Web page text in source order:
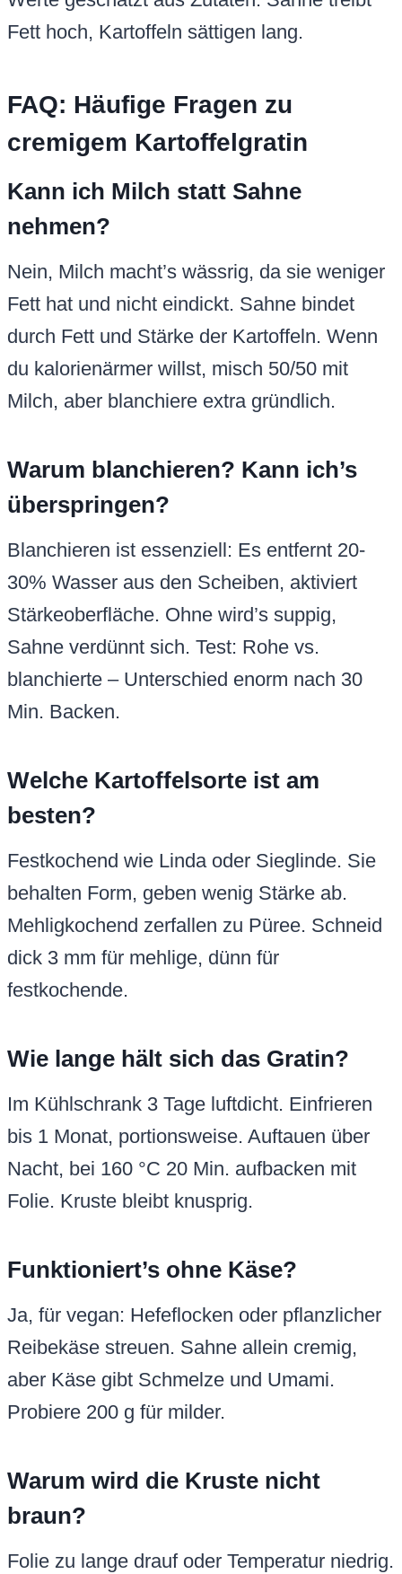
Fett hoch, Kartoffeln sättigen lang.
FAQ: Häufige Fragen zu
cremigem Kartoffelgratin
Kann ich Milch statt Sahne
nehmen?
Nein, Milch macht’s wässrig, da sie weniger
Fett hat und nicht eindickt. Sahne bindet
durch Fett und Stärke der Kartoffeln. Wenn
du kalorienärmer willst, misch 50/50 mit
Milch, aber blanchiere extra gründlich.
Warum blanchieren? Kann ich’s
überspringen?
Blanchieren ist essenziell: Es entfernt 20-
30% Wasser aus den Scheiben, aktiviert
Stärkeoberfläche. Ohne wird’s suppig,
Sahne verdünnt sich. Test: Rohe vs.
blanchierte – Unterschied enorm nach 30
Min. Backen.
Welche Kartoffelsorte ist am
besten?
Festkochend wie Linda oder Sieglinde. Sie
behalten Form, geben wenig Stärke ab.
Mehligkochend zerfallen zu Püree. Schneid
dick 3 mm für mehlige, dünn für
festkochende.
Wie lange hält sich das Gratin?
Im Kühlschrank 3 Tage luftdicht. Einfrieren
bis 1 Monat, portionsweise. Auftauen über
Nacht, bei 160 °C 20 Min. aufbacken mit
Folie. Kruste bleibt knusprig.
Funktioniert’s ohne Käse?
Ja, für vegan: Hefeflocken oder pflanzlicher
Reibekäse streuen. Sahne allein cremig,
aber Käse gibt Schmelze und Umami.
Probiere 200 g für milder.
Warum wird die Kruste nicht
braun?
Folie zu lange drauf oder Temperatur niedrig.